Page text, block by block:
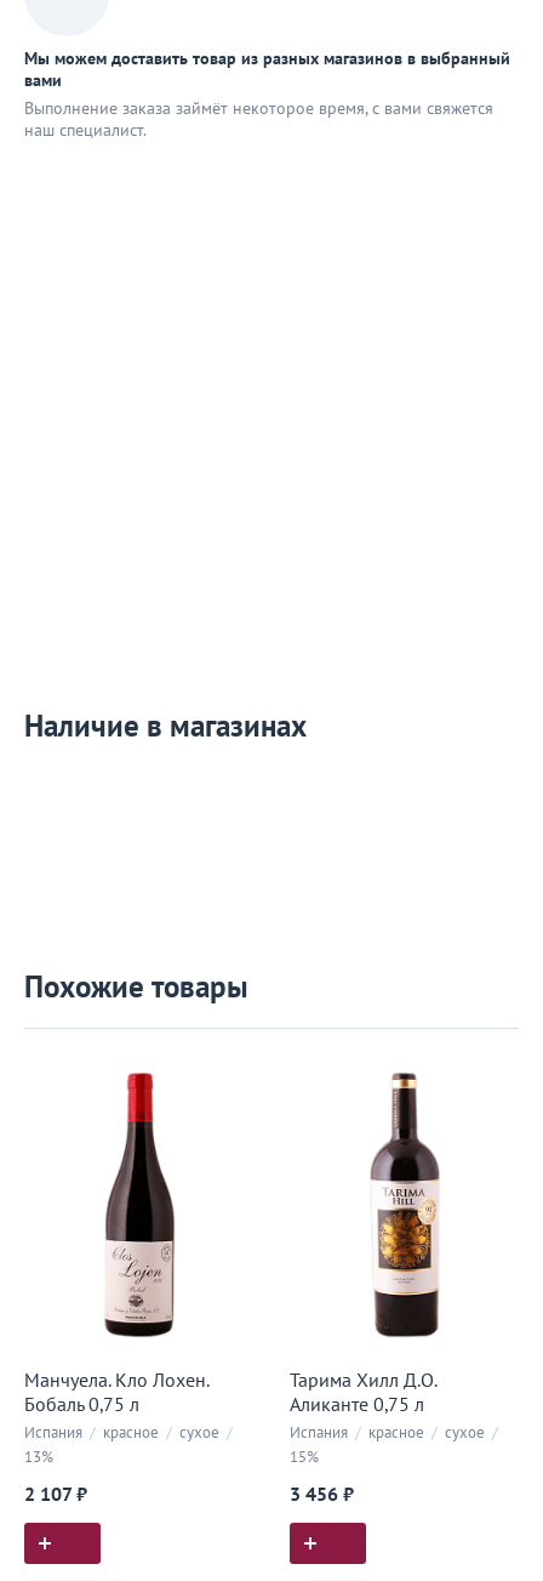
Мы можем доставить товар из разных магазинов в выбранный
вами
Выполнение заказа займёт некоторое время, с вами свяжется
наш специaлист.
Наличие в магазинах
Похожие товары
Манчуела. Кло Лохен.
Бобаль 0,75 л
Испания / красное / сухое /
13%
2 107 ₽
Тарима Хилл Д.О.
Аликанте 0,75 л
Испания / красное / сухое /
15%
3 456 ₽